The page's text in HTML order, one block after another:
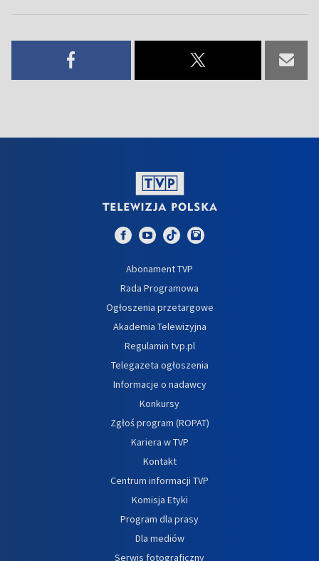
Abonament TVP
Rada Programowa
Ogłoszenia przetargowe
Akademia Telewizyjna
Regulamin tvp.pl
Telegazeta ogłoszenia
Informacje o nadawcy
Konkursy
Zgłoś program (ROPAT)
Kariera w TVP
Kontakt
Centrum informacji TVP
Komisja Etyki
Program dla prasy
Dla mediów
Serwis fotograficzny